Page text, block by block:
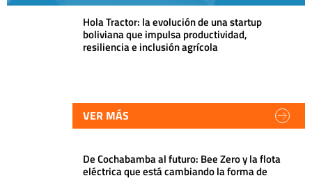
Hola Tractor: la evolución de una startup
boliviana que impulsa productividad,
resiliencia e inclusión agrícola
VER MÁS
De Cochabamba al futuro: Bee Zero y la flota
eléctrica que está cambiando la forma de